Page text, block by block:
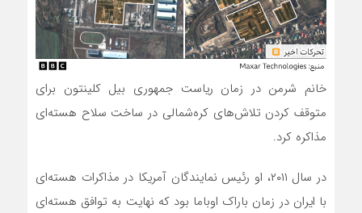
خانم شرمن در زمان ریاست جمهوری بیل کلینتون برای
متوقف کردن تلاش‌های کره‌شمالی در ساخت سلاح هسته‌ای
مذاکره کرد.
در سال ۲۰۱۱، او رئیس نمایندگان آمریکا در مذاکرات هسته‌ای
با ایران در زمان باراک اوباما بود که نهایت به توافق هسته‌ای